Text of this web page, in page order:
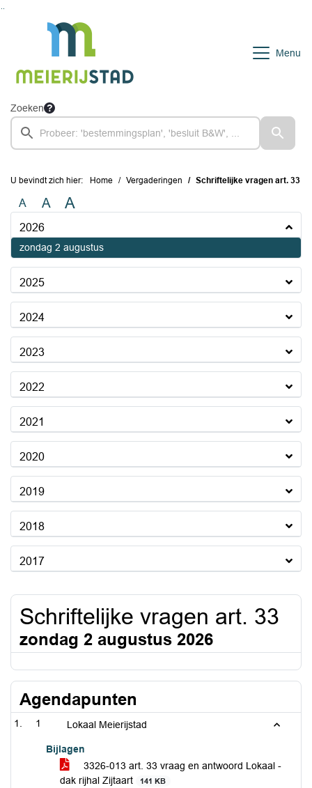
Menu
Zoeken
U bevindt zich hier: Home Vergaderingen Schriftelijke vragen art. 33
A A A
2026
zondag 2 augustus2026
2025
2024
2023
2022
2021
2020
2019
2018
2017
Schriftelijke vragen art. 33
zondag 2 augustus 2026
Agendapunten
1 Lokaal Meierijstad
Bijlagen
3326-013 art. 33 vraag en antwoord Lokaal -
dak rijhal Zijtaart
141 KB